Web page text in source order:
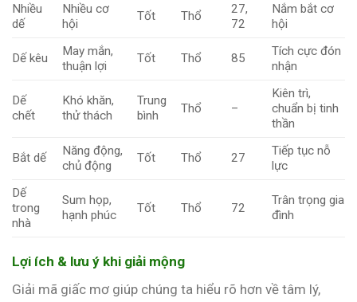
Nhiều
dế
Nhiều cơ
hội
Tốt Thổ
27,
72
Nắm bắt cơ
hội
Dế kêu
May mắn,
thuận lợi
Tốt Thổ 85
Tích cực đón
nhận
Dế
chết
Khó khăn,
thử thách
Trung
bình
Thổ –
Kiên trì,
chuẩn bị tinh
thần
Bắt dế
Năng động,
chủ động
Tốt Thổ 27
Tiếp tục nỗ
lực
Dế
trong
nhà
Sum họp,
hạnh phúc
Tốt Thổ 72
Trân trọng gia
đình
Lợi ích & lưu ý khi giải mộng
Giải mã giấc mơ giúp chúng ta hiểu rõ hơn về tâm lý,